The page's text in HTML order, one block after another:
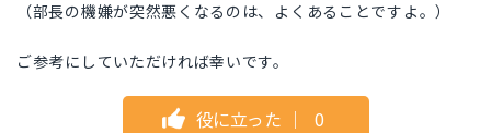
（部長の機嫌が突然悪くなるのは、よくあることですよ。）
ご参考にしていただければ幸いです。
役に立った ｜ 0